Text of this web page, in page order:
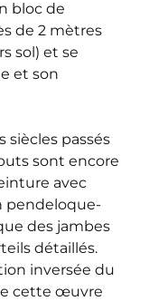
bloc de
de 2 mètres
sol) et se
et son
siècles passés
sont encore
avec
pendeloque-
des jambes
détaillés.
inversée du
cette œuvre